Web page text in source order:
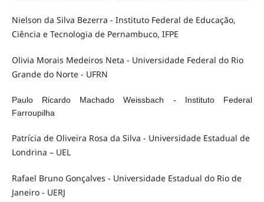
Nielson da Silva Bezerra - Instituto Federal de Educação,
Ciência e Tecnologia de Pernambuco, IFPE
Olivia Morais Medeiros Neta - Universidade Federal do Rio
Grande do Norte - UFRN
Paulo Ricardo Machado Weissbach - Instituto Federal
Farroupilha
Patrícia de Oliveira Rosa da Silva - Universidade Estadual de
Londrina – UEL
Rafael Bruno Gonçalves - Universidade Estadual do Rio de
Janeiro - UERJ